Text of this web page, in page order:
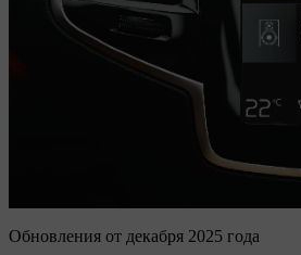
Обновления от декабря 2025 года